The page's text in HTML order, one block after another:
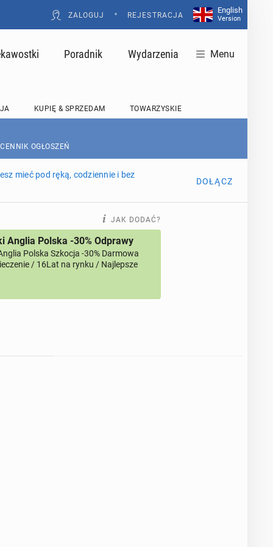
ZALOGUJ • REJESTRACJA
English
Version
Poradnik Wydarzenia Menu
KUPIĘ & SPRZEDAM TOWARZYSKIE
OGŁOSZEŃ
mieć pod ręką, codziennie i bez
DOŁĄCZ
JAK DODAĆ?
Anglia Polska -30% Odprawy
Polska Szkocja -30% Darmowa
/ 16Lat na rynku / Najlepsze